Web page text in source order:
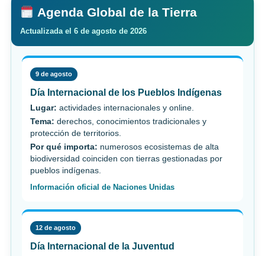
Agenda Global de la Tierra
Actualizada el 6 de agosto de 2026
9 de agosto
Día Internacional de los Pueblos Indígenas
Lugar: actividades internacionales y online.
Tema: derechos, conocimientos tradicionales y
protección de territorios.
Por qué importa: numerosos ecosistemas de alta
biodiversidad coinciden con tierras gestionadas por
pueblos indígenas.
Información oficial de Naciones Unidas
12 de agosto
Día Internacional de la Juventud